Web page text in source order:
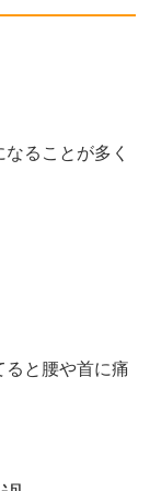
ることが多く
ると腰や首に痛